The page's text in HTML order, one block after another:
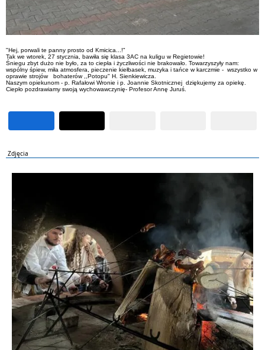
"Hej, porwali te panny prosto od Kmicica...!"
Tak we wtorek, 27 stycznia, bawiła się klasa 3AC na kuligu w Regietowie!
Śniegu zbyt dużo nie było, za to ciepła i życzliwości nie brakowało. Towarzyszyły nam:
wspólny śpiew, miła atmosfera, pieczenie kiełbasek, muzyka i tańce w karczmie - wszystko w
oprawie strojów bohaterów ,,Potopu" H. Sienkiewicza.
Naszym opiekunom - p. Rafałowi Wronie i p. Joannie Skotnicznej dziękujemy za opiekę.
Ciepło pozdrawiamy swoją wychowawczynię- Profesor Annę Juruś.
Zdjęcia